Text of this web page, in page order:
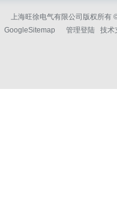
上海旺徐电气有限公司版权所有
GoogleSitemap
管理登陆 技术